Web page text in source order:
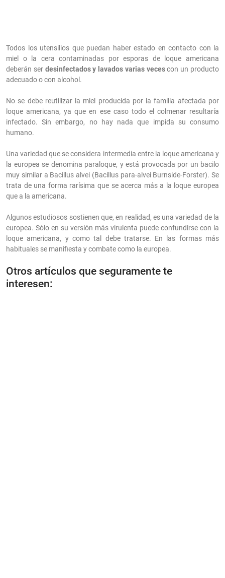
Todos los utensilios que puedan haber estado en contacto con la
miel o la cera contaminadas por esporas de loque americana
deberán ser desinfectados y lavados varias vecescon un producto
adecuado o con alcohol.
No se debe reutilizar la miel producida por la familia afectada por
loque americana, ya que en ese caso todo el colmenar resultaría
infectado. Sin embargo, no hay nada que impida su consumo
humano.
Una variedad que se considera intermedia entre la loque americana y
la europea se denomina paraloque, y está provocada por un bacilo
muy similar a Bacillus alvei (Bacillus para-alvei Burnside-Forster). Se
trata de una forma rarísima que se acerca más a la loque europea
que a la americana.
Algunos estudiosos sostienen que, en realidad, es una variedad de la
europea. Sólo en su versión más virulenta puede confundirse con la
loque americana, y como tal debe tratarse. En las formas más
habituales se manifiesta y combate como la europea.
Otros artículos que seguramente te
interesen: